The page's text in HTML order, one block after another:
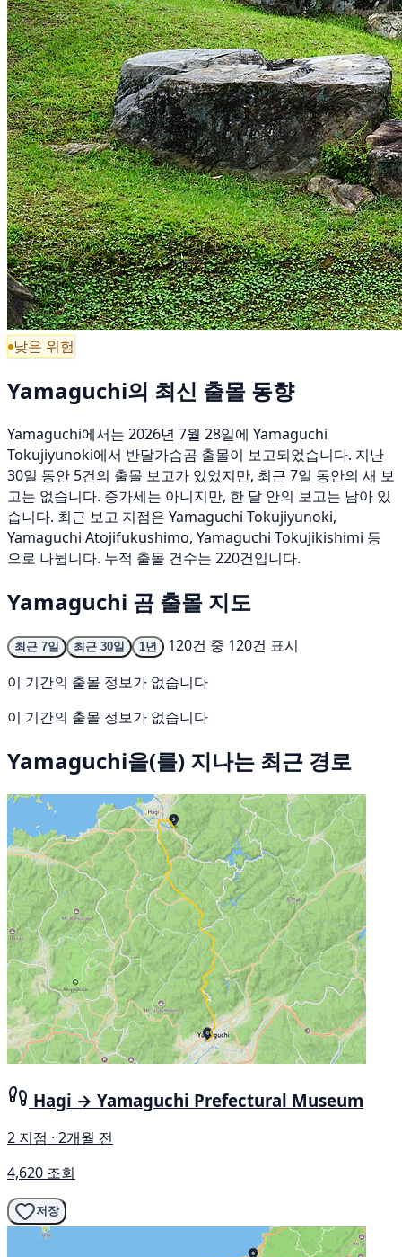
낮은 위험
Yamaguchi의 최신 출몰 동향
Yamaguchi에서는 2026년 7월 28일에 Yamaguchi
Tokujiyunoki에서 반달가슴곰 출몰이 보고되었습니다. 지난
30일 동안 5건의 출몰 보고가 있었지만, 최근 7일 동안의 새 보
고는 없습니다. 증가세는 아니지만, 한 달 안의 보고는 남아 있
습니다. 최근 보고 지점은 Yamaguchi Tokujiyunoki,
Yamaguchi Atojifukushimo, Yamaguchi Tokujikishimi 등
으로 나뉩니다. 누적 출몰 건수는 220건입니다.
Yamaguchi 곰 출몰 지도
최근 7일 최근 30일 1년
120건 중 120건 표시
이 기간의 출몰 정보가 없습니다
이 기간의 출몰 정보가 없습니다
Yamaguchi을(를) 지나는 최근 경로
Hagi → Yamaguchi Prefectural Museum
2 지점 · 2개월 전
4,620 조회
저장